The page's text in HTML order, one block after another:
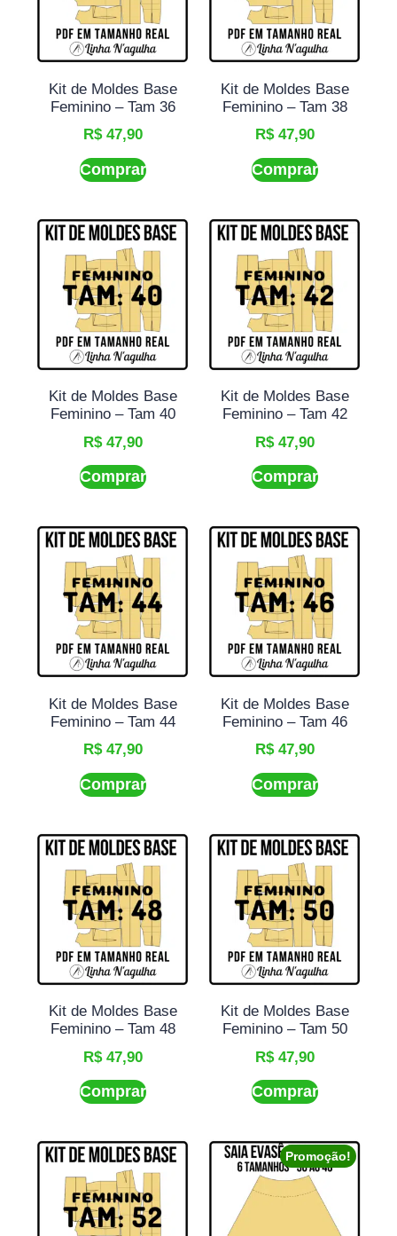
Kit de Moldes Base
Feminino – Tam 36
R$47,90
Comprar
Kit de Moldes Base
Feminino – Tam 38
R$47,90
Comprar
Kit de Moldes Base
Feminino – Tam 40
R$47,90
Comprar
Kit de Moldes Base
Feminino – Tam 42
R$47,90
Comprar
Kit de Moldes Base
Feminino – Tam 44
R$47,90
Comprar
Kit de Moldes Base
Feminino – Tam 46
R$47,90
Comprar
Kit de Moldes Base
Feminino – Tam 48
R$47,90
Comprar
Kit de Moldes Base
Feminino – Tam 50
R$47,90
Comprar
Promoção!